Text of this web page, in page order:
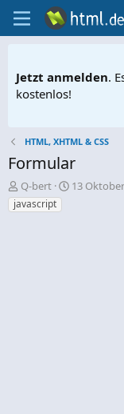
Jetzt anmelden.
kostenlos!
HTML, XHTML & CSS
Formular
E
r
s
Q-bert
E13
javascript